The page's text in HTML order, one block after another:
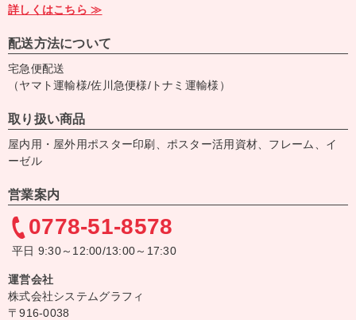
詳しくはこちら ≫
配送方法について
宅急便配送
（ヤマト運輸様/佐川急便様/トナミ運輸様）
取り扱い商品
屋内用・屋外用ポスター印刷、ポスター活用資材、フレーム、イ
ーゼル
営業案内
0778-51-8578
平日 9:30～12:00/13:00～17:30
運営会社
株式会社システムグラフィ
〒916-0038